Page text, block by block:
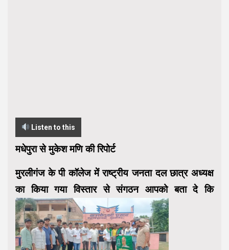
Listen to this
मधेपुरा से मुकेश मणि की रिपोर्ट
मुरलीगंज के पी कॉलेज में राष्ट्रीय जनता दल छात्र अध्यक्ष
का किया गया विस्तार से संगठन आपको बता दे कि